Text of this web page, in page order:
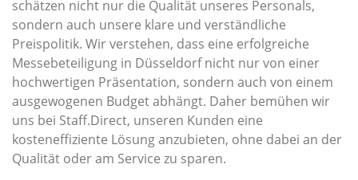
schätzen nicht nur die Qualität unseres Personals,
sondern auch unsere klare und verständliche
Preispolitik. Wir verstehen, dass eine erfolgreiche
Messebeteiligung in Düsseldorf nicht nur von einer
hochwertigen Präsentation, sondern auch von einem
ausgewogenen Budget abhängt. Daher bemühen wir
uns bei Staff.Direct, unseren Kunden eine
kosteneffiziente Lösung anzubieten, ohne dabei an der
Qualität oder am Service zu sparen.